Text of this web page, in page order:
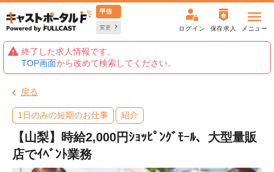
甲信
変更 ログイン 保存求人 メニュー
終了した求人情報です。
TOP画面から改めて検索してください。
戻る
1日のみの短期のお仕事 紹介
【山梨】時給2,000円ｼｮｯﾋﾟﾝｸﾞﾓｰﾙ、大型量販
店でｲﾍﾞﾝﾄ業務